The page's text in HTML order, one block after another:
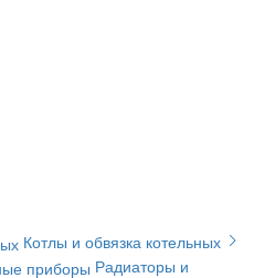
Котлы и обвязка котельных
Радиаторы и